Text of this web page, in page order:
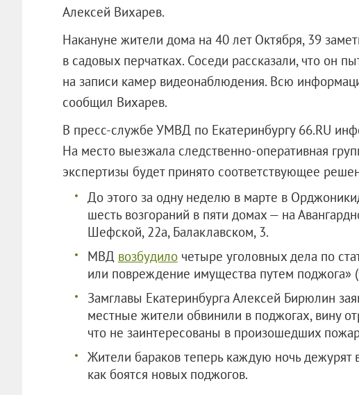
Алексей Вихарев.
Накануне жители дома на 40 лет Октября, 39
в садовых перчатках. Соседи рассказали, что он
на записи камер видеонаблюдения. Всю
сообщил Вихарев.
В пресс-службе УМВД по Екатеринбургу 66.RU
На место выезжала следственно-оперативная
экспертизы будет принято соответствующее
До этого за одну неделю в марте в
шесть возгораний в пяти домах — на
Шефской, 22а, Балаклавском, 3.
МВД возбудилочетыре уголовных дела по
или повреждение имущества путем поджога»
Замглавы Екатеринбурга Алексей Бирюлин
местные жители обвинили в поджогах, вину
что не заинтересованы в произошедших
Жители бараков теперь каждую ночь дежурят
как боятся новых поджогов.